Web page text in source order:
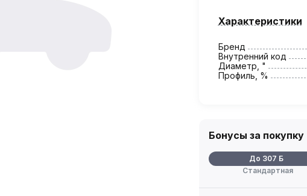
Характеристики
Бренд
Внутренний код
Диаметр, "
Профиль, %
Бонусы за покупку
До 307 Б
Стандартная